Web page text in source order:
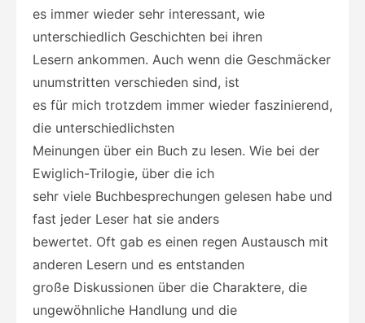
es immer wieder sehr interessant, wie
unterschiedlich Geschichten bei ihren
Lesern ankommen. Auch wenn die Geschmäcker
unumstritten verschieden sind, ist
es für mich trotzdem immer wieder faszinierend,
die unterschiedlichsten
Meinungen über ein Buch zu lesen. Wie bei der
Ewiglich-Trilogie, über die ich
sehr viele Buchbesprechungen gelesen habe und
fast jeder Leser hat sie anders
bewertet. Oft gab es einen regen Austausch mit
anderen Lesern und es entstanden
große Diskussionen über die Charaktere, die
ungewöhnliche Handlung und die